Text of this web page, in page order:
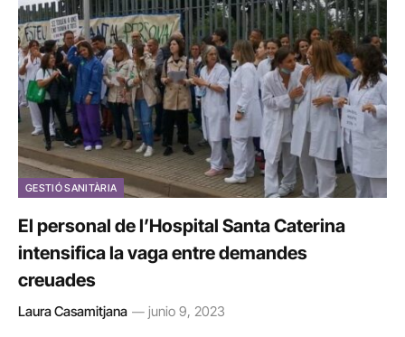
GESTIÓ SANITÀRIA
El personal de l’Hospital Santa Caterina
intensifica la vaga entre demandes
creuades
Laura Casamitjana junio 9, 2023